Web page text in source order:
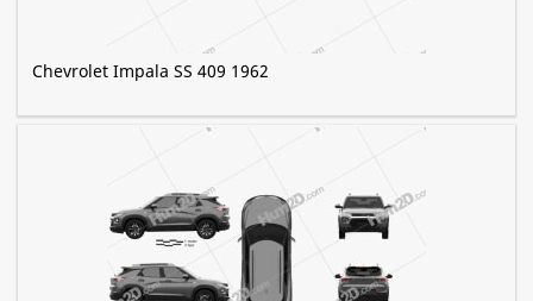
Chevrolet Impala SS 409 1962